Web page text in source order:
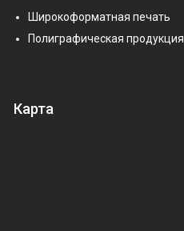
Широкоформатная печать
Полиграфическая продукция
Карта